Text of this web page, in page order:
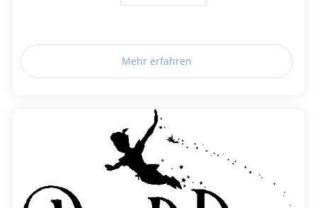
Mehr erfahren